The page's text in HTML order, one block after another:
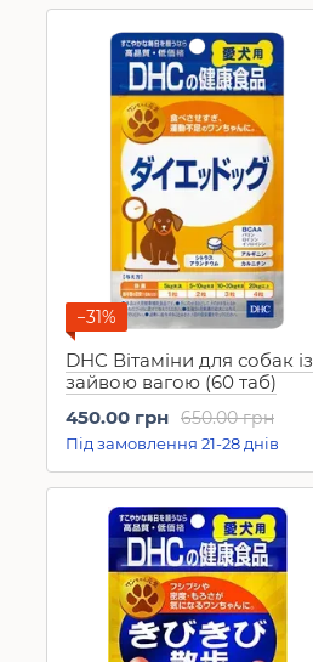
−31%
DHC Вітаміни для собак із
зайвою вагою (60 таб)
650.00 грн
450.00 грн
Під замовлення 21-28 днів